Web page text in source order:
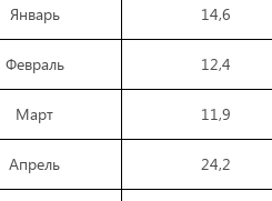
Январь 14,6
Февраль 12,4
Март 11,9
Апрель 24,2